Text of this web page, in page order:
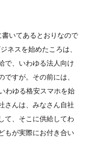
いてあるとおりなので
ネスを始めたころは、
で、いわゆる法人向け
すが。その前には、
わゆる格安スマホを始
さんは、みなさん自社
て、そこに供給してわ
もが実際にお付き合い